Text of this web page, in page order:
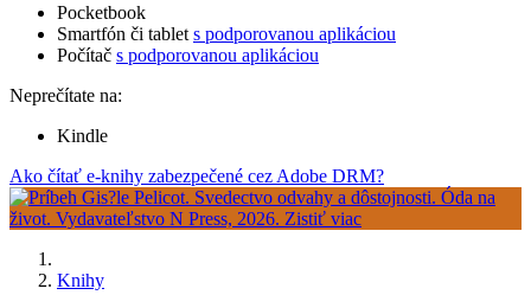
Pocketbook
Smartfón či tablet s podporovanou aplikáciou
Počítač s podporovanou aplikáciou
Neprečítate na:
Kindle
Ako čítať e-knihy zabezpečené cez Adobe DRM?
Knihy